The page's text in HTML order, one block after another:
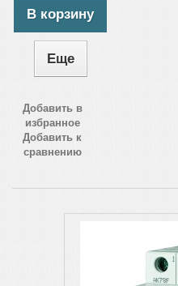
В корзину
Еще
Добавить в
избранное
Добавить к
сравнению